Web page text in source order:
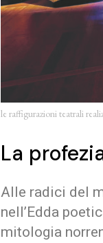
le raffigurazioni teatrali
La
Alle radici del
nell’Edda
mitologia